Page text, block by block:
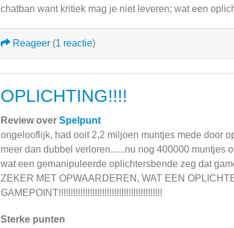
chatban want kritiek mag je niet leveren; wat een
Reageer (1 reactie)
OPLICHTING!!!!
Review over Spelpunt
ongelooflijk, had ooit 2,2 miljoen muntjes mede door
meer dan dubbel verloren......nu nog 400000 muntjes
wat een gemanipuleerde oplichtersbende zeg dat
ZEKER MET OPWAARDEREN, WAT EEN
GAMEPOINT!!!!!!!!!!!!!!!!!!!!!!!!!!!!!!!!!!!!!!!!!!!
Sterke punten